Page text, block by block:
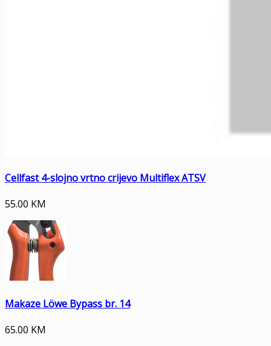
Cellfast 4-slojno vrtno crijevo Multiflex ATSV
55.00 KM
Makaze Löwe Bypass br. 14
65.00 KM